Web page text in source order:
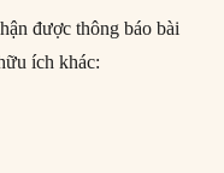
được thông báo bài
ích khác: